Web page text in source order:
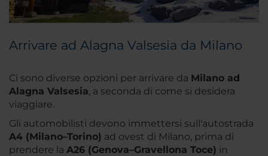
Arrivare ad Alagna Valsesia da Milano
Ci sono diverse opzioni per arrivare da Milano ad
Alagna Valsesia, a seconda di come si desidera
viaggiare.
Gli automobilisti devono immettersi sull'autostrada
A4 (Milano–Torino) ad ovest di Milano, prima di
prendere la A26 (Genova–Gravellona Toce) in